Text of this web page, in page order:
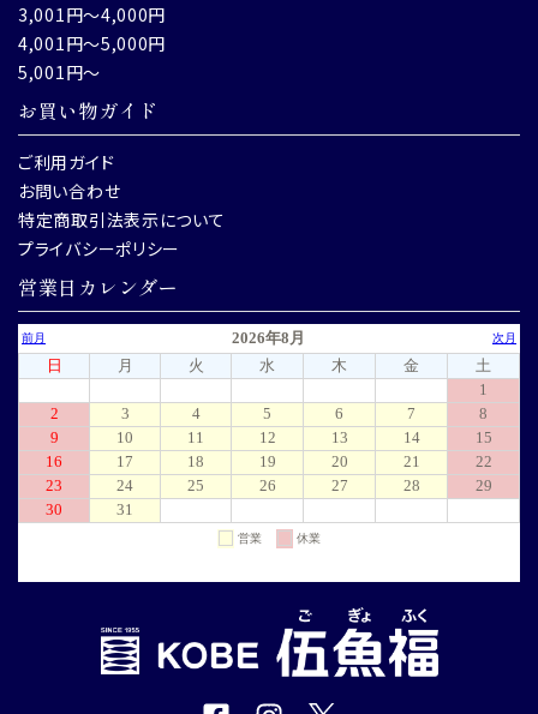
3,001円～4,000円
4,001円～5,000円
5,001円～
お買い物ガイド
ご利用ガイド
お問い合わせ
特定商取引法表示について
プライバシーポリシー
営業日カレンダー